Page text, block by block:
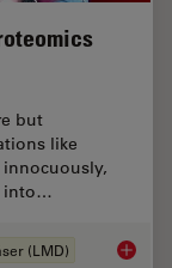
but
like
into…
(LMD) How a